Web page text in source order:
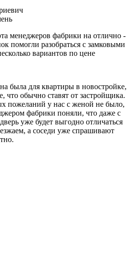
менеджеров фабрики на отлично -
помогли разобраться с замковыми
вариантов по цене
была для квартиры в новостройке,
что обычно ставят от застройщика.
пожеланий у нас с женой не было,
фабрики поняли, что даже с
уже будет выгодно отличаться
а соседи уже спрашивают